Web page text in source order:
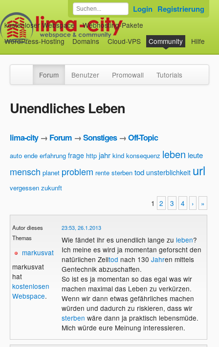
kostenloser Webspace
Webhosting-Pakete
WordPress-Hosting
Domains Cloud-VPS Community Hilfe
Login Registrierung
Forum Benutzer Promowall Tutorials
Unendliches Leben
lima-city→ Forum →Sonstiges→Off-Topic
auto ende erfahrung frage http jahr kind konsequenz leben leute
mensch planet problem rente sterben tod unsterblichkeit url
vergessen zukunft
1 2 3 4 › »
Autor dieses
Themas
markusvat
markusvat
hat
kostenlosen
Webspace.
23:53, 26.1.2013
Wie fändet ihr es unendlich lange zu leben?
Ich meine es wird ja momentan geforscht den
natürlichen Zelltod nach 130 Jahren mittels
Gentechnik abzuschaffen.
So ist es ja momentan so das egal was wir
machen maximal das Leben zu verkürzen.
Wenn wir dann etwas gefährliches machen
würden und dadurch zu riskieren, dass wir
sterben wäre dann ja praktisch lebensmüde.
Mich würde eure Meinung interessieren.